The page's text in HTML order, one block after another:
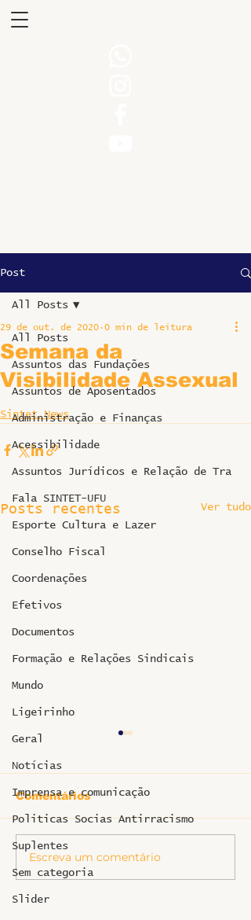
Post
All Posts
Assuntos das Fundações
Assuntos de Aposentados
Administração e Finanças
Acessibilidade
Assuntos Jurídicos e Relação de Tra
Fala SINTET-UFU
Esporte Cultura e Lazer
Conselho Fiscal
Coordenações
Efetivos
Documentos
Formação e Relações Sindicais
Mundo
Ligeirinho
Geral
Notícias
Imprensa e comunicação
Politicas Socias Antirracismo
Suplentes
Sem categoria
Slider
All Posts
Semana da
Visibilidade Assexual
29 de out. de 2020 0 min de leitura
Sintet News
Posts recentes Ver tudo
Ligeirinho 541 | Julho
2026
Comentários
Escreva um comentário